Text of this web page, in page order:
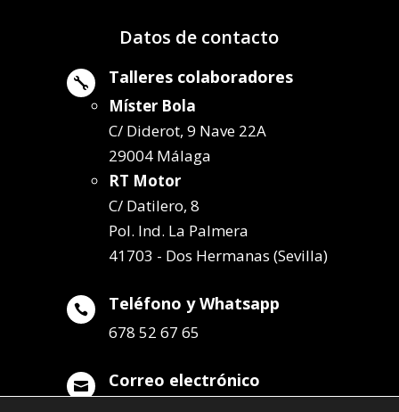
Datos de contacto
 Talleres colaboradores
Míster Bola
C/ Diderot, 9 Nave 22A
29004 Málaga
RT Motor
C/ Datilero, 8
Pol. Ind. La Palmera
41703 - Dos Hermanas (Sevilla)
 Teléfono y Whatsapp
678 52 67 65
 Correo electrónico